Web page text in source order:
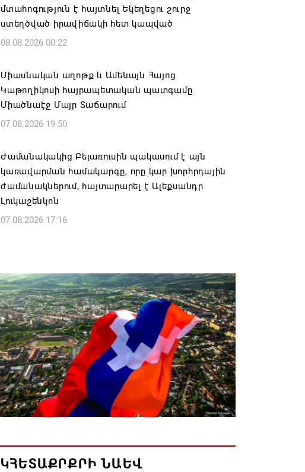
մտահոգություն է հայտնել Եկեղեցու շուրջ
ստեղծված իրավիճակի հետ կապված
08.08.2026 00:22
Միասնական աղոթք և Ամենայն Հայոց
Կաթողիկոսի հայրապետական պատգամը
Միածնաէջ Մայր Տաճարում
07.08.2026 19:50
Ժամանակակից Բելառուսին պակասում է այն
կառավարման համակարգը, որը կար խորհրդային
ժամանակներում, հայտարարել է Ալեքսանդր
Լուկաշենկոն
07.08.2026 17:16
Հանրապետություն
07.08.2026 16:57
Գարեգին Բ-ի և եպիսկոպոսների գործով
դատավորն ինքնաբացարկ է հայտնել
07.08.2026 16:55
Թուրքիան, Սաուդյան Արաբիան և Պակիստանը
ռազմական դաշինք ստեղծելու մասին
07.08.2026 16:43
ԿՀԵՏԱՔՐՔՐԻ ՆԱԵՎ